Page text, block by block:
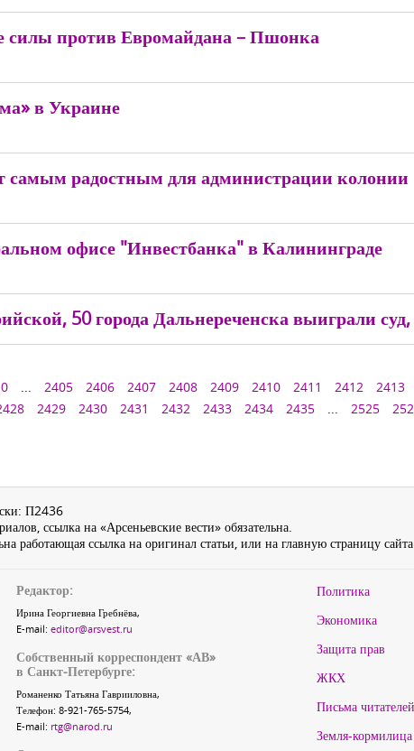
силы против Евромайдана – Пшонка
в Украине
самым радостным для администрации колонии
офисе "Инвестбанка" в Калининграде
50 города Дальнереченска выиграли суд,
... 2405 2406 2407 2408 2409 2410 2411 2412 2413
2429 2430 2431 2432 2433 2434 2435 ... 2525
П2436
ссылка на «Арсеньевские вести» обязательна.
работающая ссылка на оригинал статьи, или на главную страницу
Редактор:
Ирина Георгиевна Гребнёва,
E-mail: editor@arsvest.ru
Собственный корреспондент «АВ»
в Санкт-Петербурге:
Романенко Татьяна Гаврииловна,
Телефон: 8-921-765-5754,
E-mail: rtg@narod.ru
Политика
Экономика
Защита прав
ЖКХ
Письма читателей
Земля-кормилица